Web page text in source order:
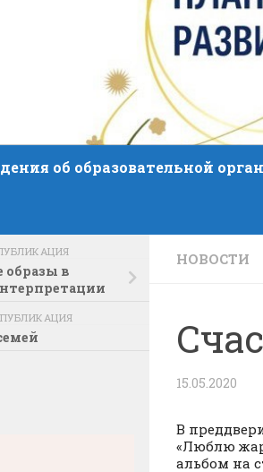
об образовательной
НОВОСТИ
15.05.2020
В
«Люблю
альбом на
образы в